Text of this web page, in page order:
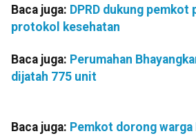
Baca juga: DPRD dukung pemkot
protokol kesehatan
Baca juga: Perumahan
dijatah 775 unit
Baca juga: Pemkot dorong warga